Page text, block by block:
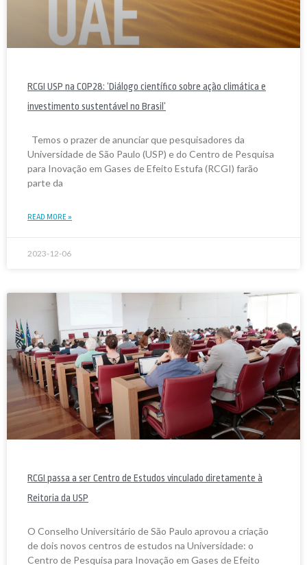
RCGI USP na COP28: ‘Diálogo científico sobre ação climática e
investimento sustentável no Brasil’
Temos o prazer de anunciar que pesquisadores da
Universidade de São Paulo (USP) e do Centro de Pesquisa
para Inovação em Gases de Efeito Estufa (RCGI) farão
parte da
READ MORE »
2023-12-06
RCGI passa a ser Centro de Estudos vinculado diretamente à
Reitoria da USP
O Conselho Universitário de São Paulo aprovou a criação
de dois novos centros de estudos na Universidade: o
Centro de Pesquisa para Inovação em Gases de Efeito